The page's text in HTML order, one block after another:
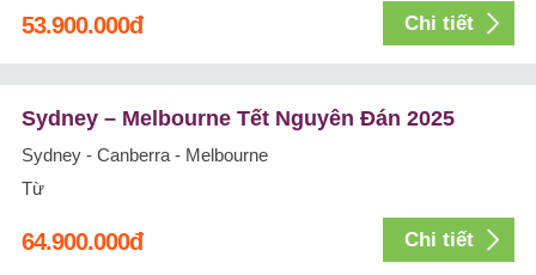
53.900.000đ Chi tiết
Sydney – Melbourne Tết Nguyên Đán 2025
Sydney - Canberra - Melbourne
Từ
64.900.000đ Chi tiết